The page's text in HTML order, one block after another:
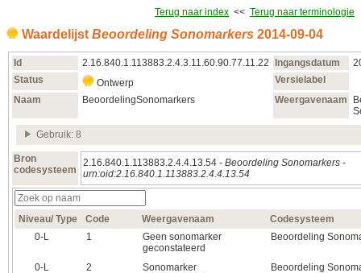
Terug naar index << Terug naar terminologie
Waardelijst Beoordeling Sonomarkers 2014‑09‑04
Id 2.16.840.1.113883.2.4.3.11.60.90.77.11.22 Ingangsdatum
Status
Ontwerp
Versielabel
Naam
BeoordelingSonomarkers Weergavenaam
Gebruik: 8
Bron
codesysteem
2.16.840.1.113883.2.4.4.13.54 - Beoordeling Sonomarkers -
urn:oid:2.16.840.1.113883.2.4.4.13.54
Niveau/ Type Code Weergavenaam
Codesysteem
0‑L
1
Geen sonomarker
geconstateerd
Beoordeling
0‑L 2
Sonomarker
Beoordeling